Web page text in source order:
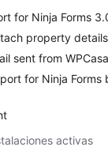
for Ninja Forms
property
sent from
for Ninja Forms
activas